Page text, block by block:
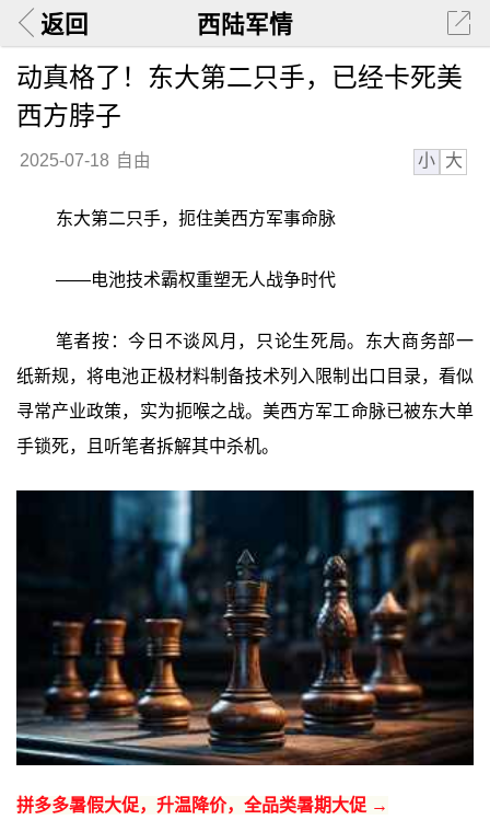
返回 西陆军情
动真格了！东大第二只手，已经卡死美
西方脖子
2025-07-18 自由 小 大
东大第二只手，扼住美西方军事命脉
——电池技术霸权重塑无人战争时代
笔者按：今日不谈风月，只论生死局。东大商务部一
纸新规，将电池正极材料制备技术列入限制出口目录，看似
寻常产业政策，实为扼喉之战。美西方军工命脉已被东大单
手锁死，且听笔者拆解其中杀机。
拼多多暑假大促，升温降价，全品类暑期大促 →